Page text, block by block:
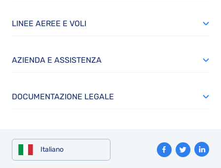
LINEE AEREE E VOLI
AZIENDA E ASSISTENZA
DOCUMENTAZIONE LEGALE
Italiano